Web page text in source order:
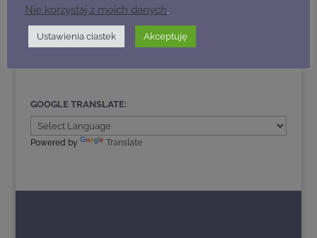
11 grudnia 2018
W „Wpisy archiwalne"
GOOGLE TRANSLATE:
Powered by Translate
Nie korzystaj z moich danych.
Ustawienia ciastek Akceptuję